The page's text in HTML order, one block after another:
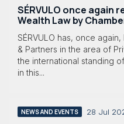
SÉRVULO once again
Wealth Law by
SÉRVULO has, once
& Partners in the area of
the international standing
in this...
NEWS AND EVENTS 28 Jul